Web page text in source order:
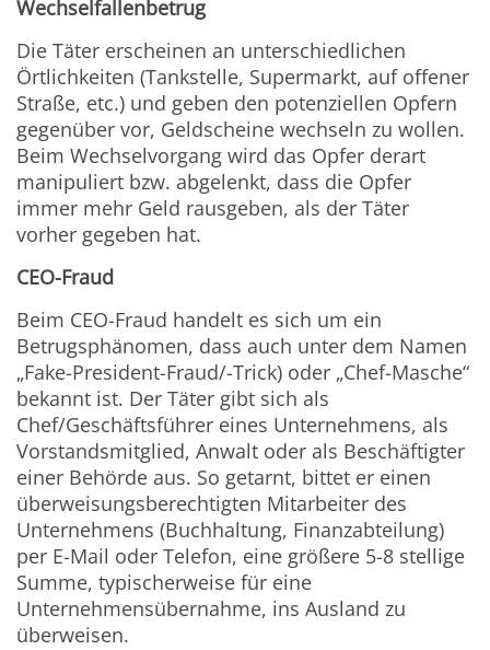
Wechselfallenbetrug
Die Täter erscheinen an unterschiedlichen
Örtlichkeiten (Tankstelle, Supermarkt, auf offener
Straße, etc.) und geben den potenziellen Opfern
gegenüber vor, Geldscheine wechseln zu wollen.
Beim Wechselvorgang wird das Opfer derart
manipuliert bzw. abgelenkt, dass die Opfer
immer mehr Geld rausgeben, als der Täter
vorher gegeben hat.
CEO-Fraud
Beim CEO-Fraud handelt es sich um ein
Betrugsphänomen, dass auch unter dem Namen
„Fake-President-Fraud/-Trick) oder „Chef-Masche“
bekannt ist. Der Täter gibt sich als
Chef/Geschäftsführer eines Unternehmens, als
Vorstandsmitglied, Anwalt oder als Beschäftigter
einer Behörde aus. So getarnt, bittet er einen
überweisungsberechtigten Mitarbeiter des
Unternehmens (Buchhaltung, Finanzabteilung)
per E-Mail oder Telefon, eine größere 5-8 stellige
Summe, typischerweise für eine
Unternehmensübernahme, ins Ausland zu
überweisen.